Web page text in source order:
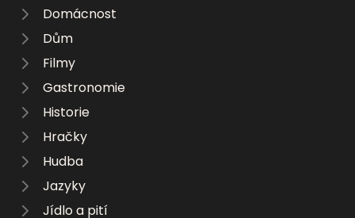
Domácnost
Dům
Filmy
Gastronomie
Historie
Hračky
Hudba
Jazyky
Jídlo a pití